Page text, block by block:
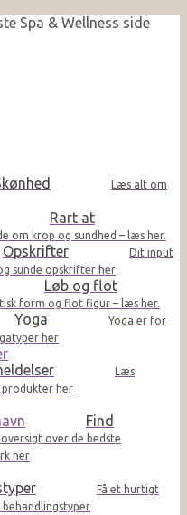
Spa & Wellness side
Læs alt om
Rart at
om krop og sundhed – læs her.
Opskrifter
Dit input
sunde opskrifter her
Løb og flot
form og flot figur – læs her.
Yoga
Yoga er for
her
Læs
produkter her
Find
oversigt over de bedste
her
Få et hurtigt